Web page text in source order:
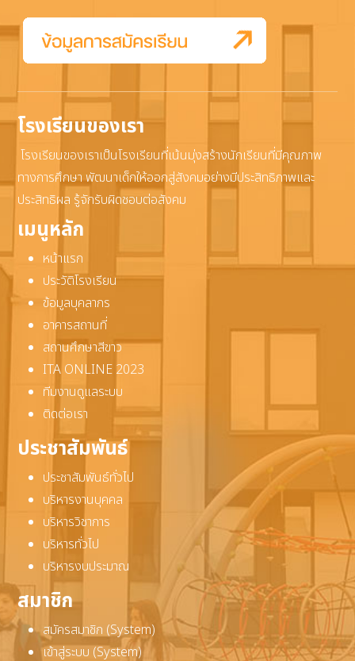
โรงเรียนของเรา
โรงเรียนของเราเป็นโรงเรียนที่เน้นมุ่งสร้างนักเรียนที่มีคุณภาพ
ทางการศึกษา พัฒนาเด็กให้ออกสู่สังคมอย่างมีประสิทธิภาพและ
ประสิทธิผล รู้จักรับผิดชอบต่อสังคม
เมนูหลัก
หน้าแรก
ประวัติโรงเรียน
ข้อมูลบุคลากร
อาคารสถานที่
สถานศึกษาสีขาว
ITA ONLINE 2023
ทีมงานดูแลระบบ
ติดต่อเรา
ประชาสัมพันธ์
ประชาสัมพันธ์ทั่วไป
บริหารงานบุคคล
บริหารวิชาการ
บริหารทั่วไป
บริหารงบประมาณ
สมาชิก
สมัครสมาชิก (System)
เข้าสู่ระบบ (System)